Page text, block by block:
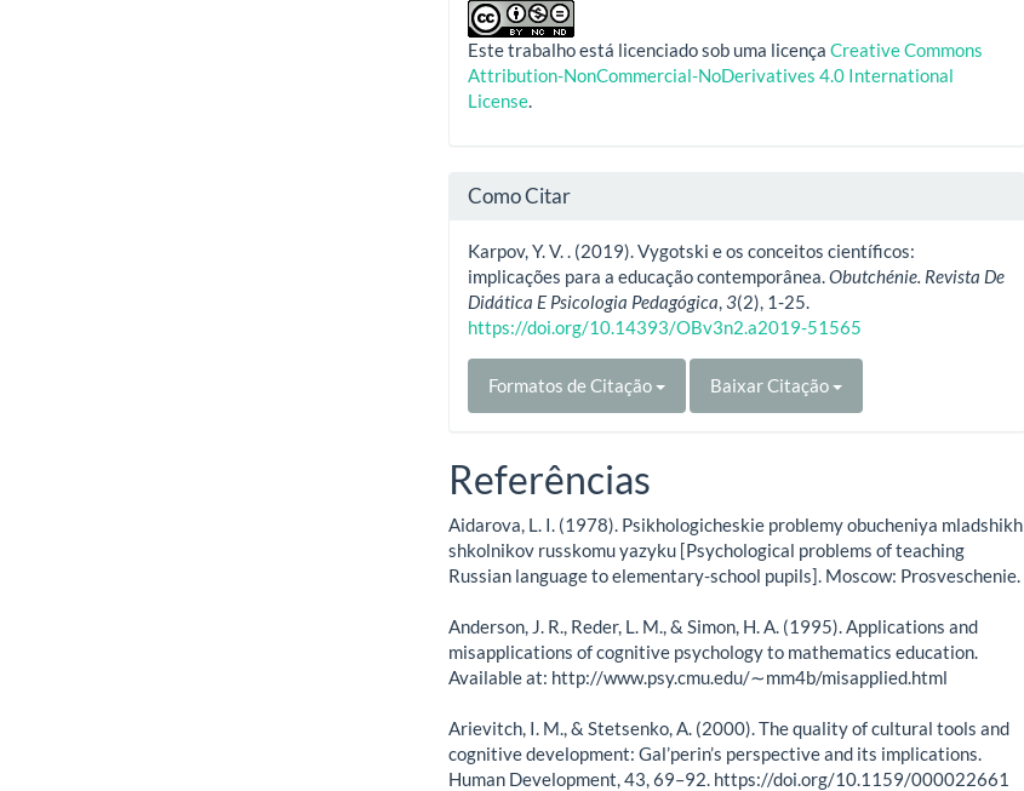
Este trabalho está licenciado sob uma licençaCreative Commons
Attribution-NonCommercial-NoDerivatives 4.0 International
License.
Como Citar
Karpov, Y. V. . (2019). Vygotski e os conceitos científicos:
implicações para a educação contemporânea.Obutchénie. Revista De
Didática E Psicologia Pedagógica ,3(2), 1-25.
https://doi.org/10.14393/OBv3n2.a2019-51565
Formatos de Citação Baixar Citação
Referências
Aidarova, L. I. (1978). Psikhologicheskie problemy obucheniya mladshikh
shkolnikov russkomu yazyku [Psychological problems of teaching
Russian language to elementary-school pupils]. Moscow: Prosveschenie.
Anderson, J. R., Reder, L. M., & Simon, H. A. (1995). Applications and
misapplications of cognitive psychology to mathematics education.
Available at: http://www.psy.cmu.edu/∼mm4b/misapplied.html
Arievitch, I. M., & Stetsenko, A. (2000). The quality of cultural tools and
cognitive development: Gal’perin’s perspective and its implications.
Human Development, 43, 69–92. https://doi.org/10.1159/000022661